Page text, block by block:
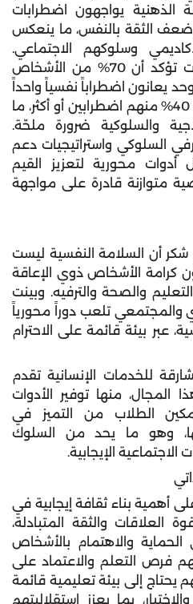
الذهنية يواجهون اضطرابات
الثقة بالنفس، ما ينعكس
وسلوكهم الاجتماعي.
وأشارت إلى أن الدراسات تؤكد أن 70% من الأشخاص
يعانون اضطراباً نفسياً واحداً
على الأقل، فيما يواجه 40% منهم اضطرابين أو أكثر، ما
والسلوكية ضرورة ملحّة.
السلوكي واستراتيجيات دعم
أدوات محورية لتعزيز القيم
متوازنة قادرة على مواجهة
شكر أن السلامة النفسية ليست
كرامة الأشخاص ذوي الإعاقة
والصحة والترفيه. وبينت
والمجتمعي تلعب دوراً محورياً
عبر بيئة قائمة على الاحترام
للخدمات الإنسانية تقدم
منها توفير الأدوات
الطلاب من التميز في
وهو ما يحد من السلوك
الاجتماعية الإيجابية.
أهمية بناء ثقافة إيجابية في
العلاقات والثقة المتبادلة،
الحماية والاهتمام بالأشخاص
فرص التعلم والاعتماد على
يحتاج إلى بيئة تعليمية قائمة
بما يعزز استقلاليتهم